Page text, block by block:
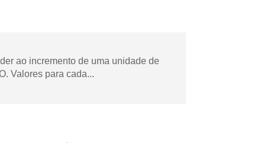
ao incremento de uma unidade de
Valores para cada...